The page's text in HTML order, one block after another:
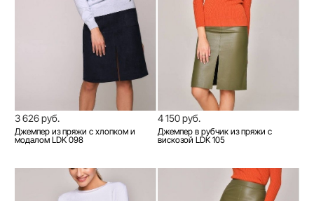
3 626 руб.
Джемпер из пряжи с хлопком и
модалом LDK 098
4 150 руб.
Джемпер в рубчик из пряжи с
вискозой LDK 105